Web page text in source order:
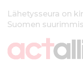
kLähetysseura on
Suomen